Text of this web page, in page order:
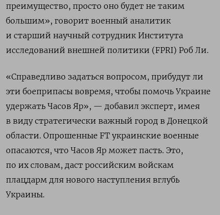
преимущество, просто оно будет не таким
большим», говорит военный аналитик
и старший научный сотрудник Института
исследований внешней политики (FPRI) Роб Ли.
«Справедливо задаться вопросом, прибудут ли
эти боеприпасы вовремя, чтобы помочь Украине
удержать Часов Яр», — добавил эксперт, имея
в виду стратегически важный город в Донецкой
области. Опрошенные FT украинские военные
опасаются, что Часов Яр может пасть. Это,
по их словам, даст российским войскам
плацдарм для нового наступления вглубь
Украины.